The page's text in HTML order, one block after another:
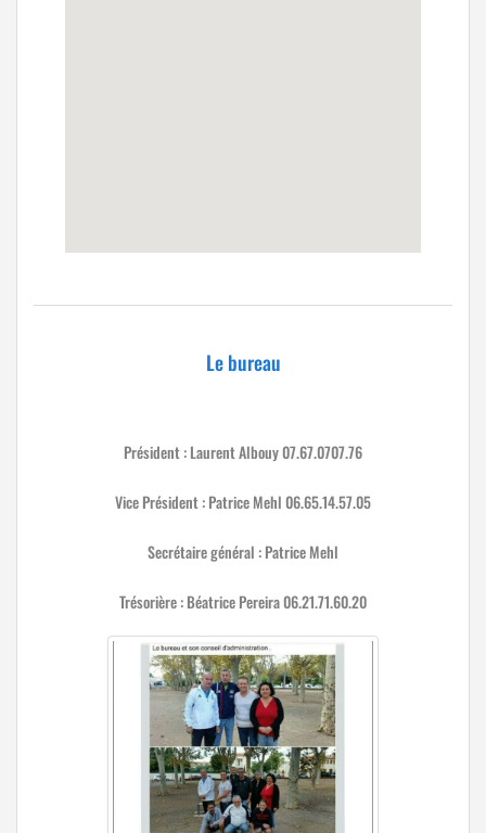
Le bureau
Président : Laurent Albouy 07.67.0707.76
Vice Président : Patrice Mehl 06.65.14.57.05
Secrétaire général : Patrice Mehl
Trésorière : Béatrice Pereira 06.21.71.60.20